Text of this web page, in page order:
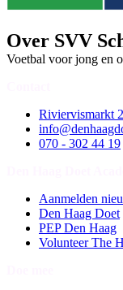
Over SVV
Voetbal voor jong en
Riviervismarkt
070 - 302 44 19
Aanmelden
Den Haag Doet
PEP Den Haag
Volunteer The